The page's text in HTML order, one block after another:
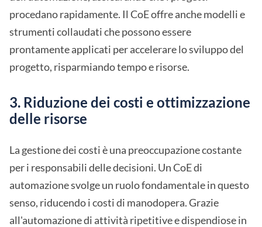
procedano rapidamente. Il CoE offre anche modelli e
strumenti collaudati che possono essere
prontamente applicati per accelerare lo sviluppo del
progetto, risparmiando tempo e risorse.
3. Riduzione dei costi e ottimizzazione
delle risorse
La gestione dei costi è una preoccupazione costante
per i responsabili delle decisioni. Un CoE di
automazione svolge un ruolo fondamentale in questo
senso, riducendo i costi di manodopera. Grazie
all'automazione di attività ripetitive e dispendiose in